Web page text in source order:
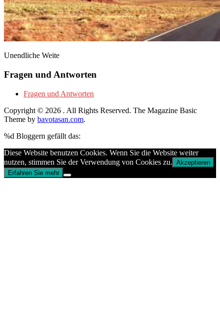
Unendliche Weite
Fragen und Antworten
Fragen und Antworten
Copyright © 2026 . All Rights Reserved. The Magazine Basic
Theme by bavotasan.com.
%d Bloggern gefällt das:
Diese Website benutzen Cookies. Wenn Sie die Website weiter
nutzen, stimmen Sie der Verwendung von Cookies zu. Akzeptieren
Erfahren Sie mehr